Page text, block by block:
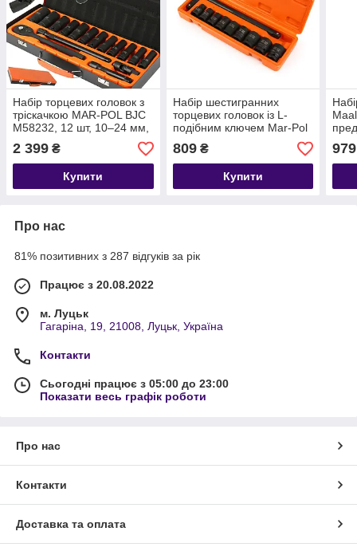
Набір торцевих головок з
тріскачкою MAR-POL BJC
M58232, 12 шт, 10–24 мм,
у кейсі
2 399 ₴
Купити
Набір шестигранних
торцевих головок із L-
подібним ключем Mar-Pol
M58235, шестигранні
головки 1/2" 10–24 мм 9
шт
809₴
Купити
979
Про нас
81% позитивних з 287 відгуків за рік
Працює з 20.08.2022
м. Луцьк
Гагаріна, 19, 21008, Луцьк, Україна
Контакти
Сьогодні працює з 05:00 до 23:00
Показати весь графік роботи
Про нас
Контакти
Доставка та оплата